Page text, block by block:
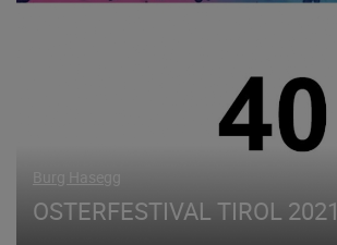
Burg Hasegg
OSTERFESTIVAL TIROL 2021